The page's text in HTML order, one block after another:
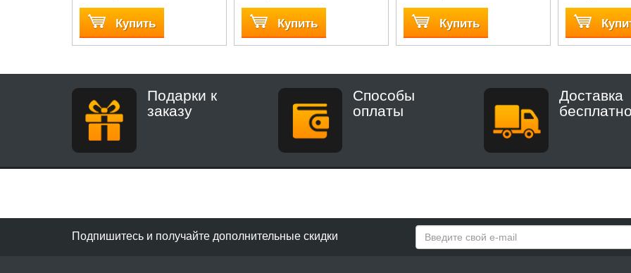
Купить Купить Купить
Подарки к
заказу
Способы
оплаты
Доставка
бесплатно
Подпишитесь и получайте дополнительные скидки